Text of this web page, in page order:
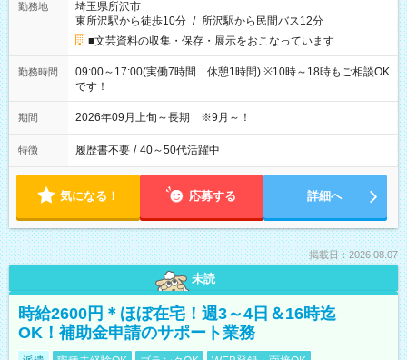
勤務地
埼玉県所沢市
東所沢駅から徒歩10分 / 所沢駅から民間バス12分
■文芸資料の収集・保存・展示をおこなっています
勤務時間
09:00～17:00(実働7時間 休憩1時間) ※10時～18時もご相談OK
です！
期間 2026年09月上旬～長期 ※9月～！
特徴 履歴書不要 / 40～50代活躍中
気になる！ 応募する 詳細へ
掲載日：2026.08.07
未読
時給2600円＊ほぼ在宅！週3～4日＆16時迄
OK！補助金申請のサポート業務